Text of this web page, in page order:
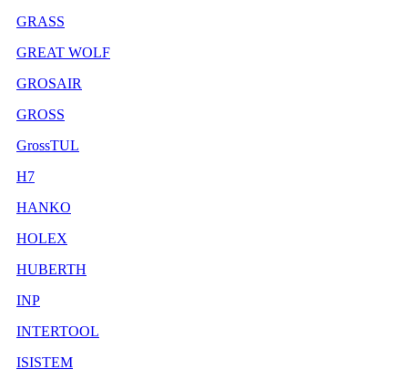
GRASS
GREAT WOLF
GROSAIR
GROSS
GrossTUL
H7
HANKO
HOLEX
HUBERTH
INP
INTERTOOL
ISISTEM